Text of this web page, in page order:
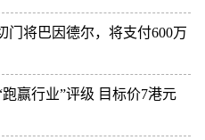
门将巴因德尔，将支付600万
赢行业”评级 目标价7港元